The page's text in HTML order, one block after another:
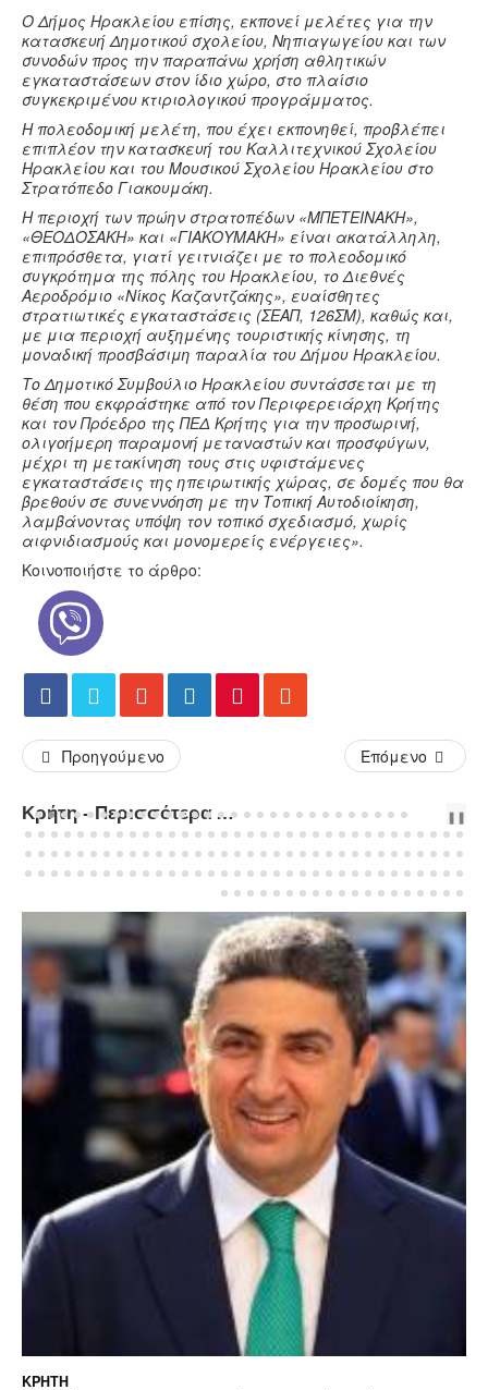
Ο Δήμος Ηρακλείου επίσης, εκπονεί μελέτες για την
κατασκευή Δημοτικού σχολείου, Νηπιαγωγείου και των
συνοδών προς την παραπάνω χρήση αθλητικών
εγκαταστάσεων στον ίδιο χώρο, στο πλαίσιο
συγκεκριμένου κτιριολογικού προγράμματος.
Η πολεοδομική μελέτη, που έχει εκπονηθεί, προβλέπει
επιπλέον την κατασκευή του Καλλιτεχνικού Σχολείου
Ηρακλείου και του Μουσικού Σχολείου Ηρακλείου στο
Στρατόπεδο Γιακουμάκη.
Η περιοχή των πρώην στρατοπέδων «ΜΠΕΤΕΙΝΑΚΗ»,
«ΘΕΟΔΟΣΑΚΗ» και «ΓΙΑΚΟΥΜΑΚΗ» είναι ακατάλληλη,
επιπρόσθετα, γιατί γειτνιάζει με το πολεοδομικό
συγκρότημα της πόλης του Ηρακλείου, το Διεθνές
Αεροδρόμιο «Νίκος Καζαντζάκης», ευαίσθητες
στρατιωτικές εγκαταστάσεις (ΣΕΑΠ, 126ΣΜ), καθώς και,
με μια περιοχή αυξημένης τουριστικής κίνησης, τη
μοναδική προσβάσιμη παραλία του Δήμου Ηρακλείου.
Το Δημοτικό Συμβούλιο Ηρακλείου συντάσσεται με τη
θέση που εκφράστηκε από τον Περιφερειάρχη Κρήτης
και τον Πρόεδρο της ΠΕΔ Κρήτης για την προσωρινή,
ολιγοήμερη παραμονή μεταναστών και προσφύγων,
μέχρι τη μετακίνηση τους στις υφιστάμενες
εγκαταστάσεις της ηπειρωτικής χώρας, σε δομές που θα
βρεθούν σε συνεννόηση με την Τοπική Αυτοδιοίκηση,
λαμβάνοντας υπόψη τον τοπικό σχεδιασμό, χωρίς
αιφνιδιασμούς και μονομερείς ενέργειες».
Κοινοποιήστε το άρθρο:
Προηγούμενο Επόμενο
Κρήτη - Περισσότερα Άρθρα... PREVNEXT
❚❚